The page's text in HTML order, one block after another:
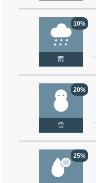
10%
雨
20%
雪
25%